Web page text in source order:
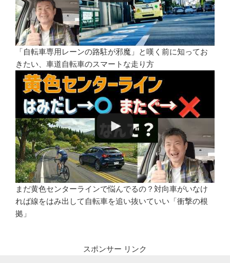
「自転車専用レーンの路駐が邪魔」と嘆く前に知ってお
きたい、車道自転車のスマートな走り方
まだ黄色センターラインで悩んでるの？対向車がいなけ
れば線をはみ出して自転車を追い抜いていい「衝撃の根
拠」
スポンサー リンク